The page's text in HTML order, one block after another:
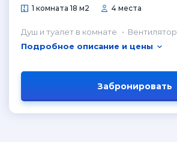
1 комната 18 м2 4 места
Душ и туалет в комнате Вентилятор
Подробное описание и цены
Забронировать